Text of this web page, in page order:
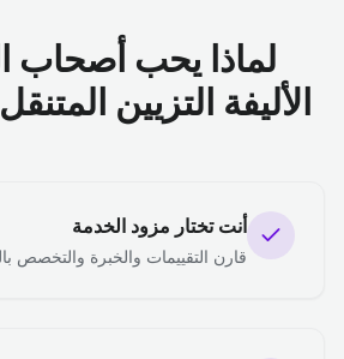
لماذا يحب أصحاب
الأليفة التزيين
أنت تختار مزود الخدمة
قارن التقييمات والخبرة والتخصص